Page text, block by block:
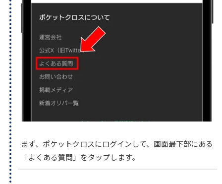
まず、ポケットクロスにログインして、画面最下部にある
「よくある質問」をタップします。